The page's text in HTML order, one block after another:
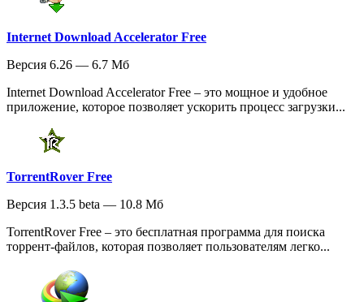
Internet Download Accelerator Free
Версия 6.26 — 6.7 Мб
Internet Download Accelerator Free – это мощное и удобное
приложение, которое позволяет ускорить процесс загрузки...
TorrentRover Free
Версия 1.3.5 beta — 10.8 Мб
TorrentRover Free – это бесплатная программа для поиска
торрент-файлов, которая позволяет пользователям легко...